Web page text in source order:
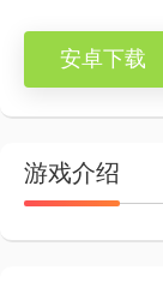
安卓下载
游戏介绍